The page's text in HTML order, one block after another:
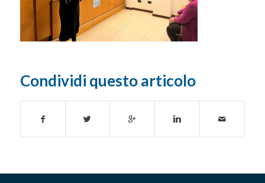
Condividi questo articolo